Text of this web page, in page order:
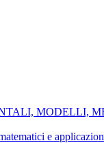
MODELLI,
e